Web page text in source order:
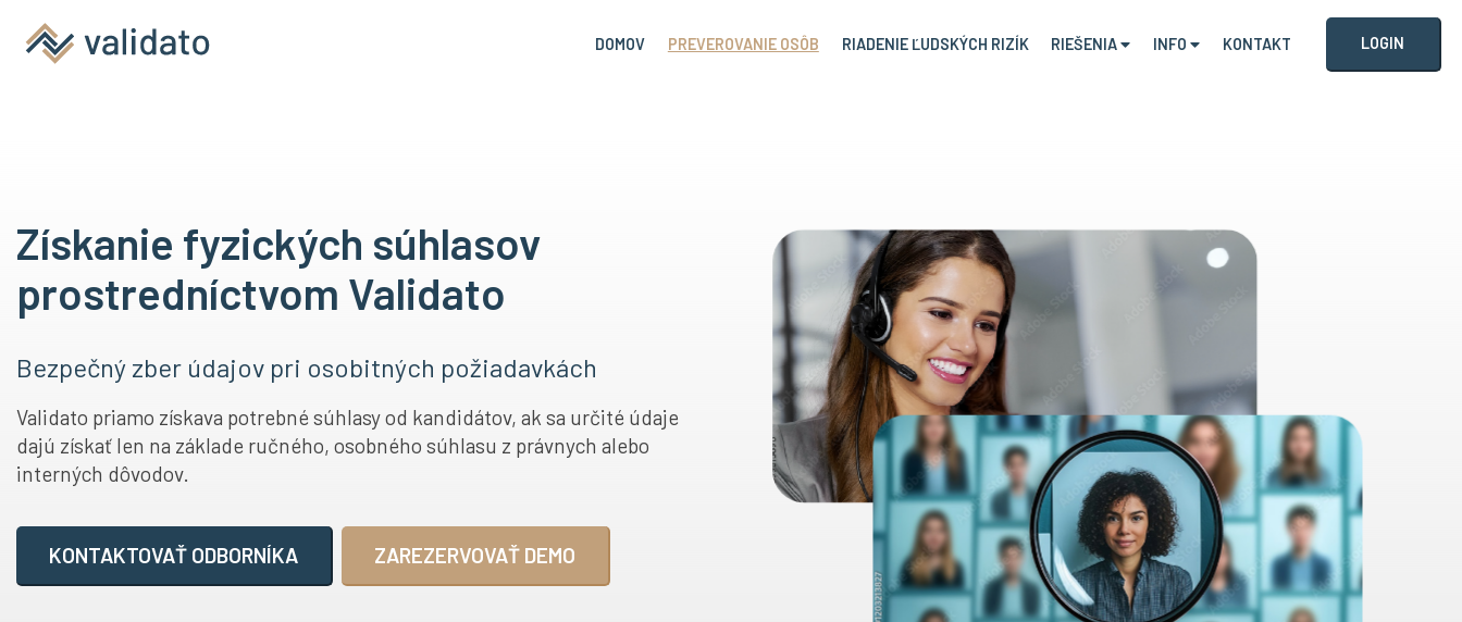
DOMOV PREVEROVANIE OSÔB RIADENIE ĽUDSKÝCH RIZÍK RIEŠENIA INFO KONTAKT LOGIN
Získanie fyzických súhlasov
prostredníctvom Validato
Bezpečný zber údajov pri osobitných požiadavkách
Validato priamo získava potrebné súhlasy od kandidátov, ak sa určité údaje
dajú získať len na základe ručného, osobného súhlasu z právnych alebo
interných dôvodov.
KONTAKTOVAŤ ODBORNÍKA ZAREZERVOVAŤ DEMO